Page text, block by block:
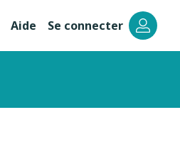
Menu
right
Aide Se connecter